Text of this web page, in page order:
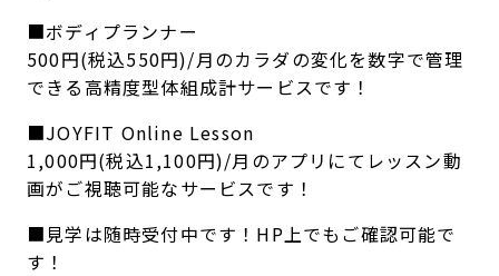
■ボディプランナー
500円(税込550円)/月のカラダの変化を数字で管理
できる高精度型体組成計サービスです！
■JOYFIT Online Lesson
1,000円(税込1,100円)/月のアプリにてレッスン動
画がご視聴可能なサービスです！
■見学は随時受付中です！HP上でもご確認可能で
す！